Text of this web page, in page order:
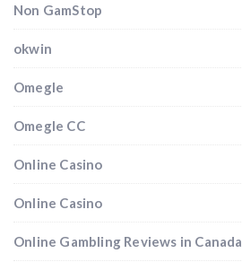
Non GamStop
okwin
Omegle
Omegle CC
Online Casino
Online Casino
Online Gambling Reviews in Canada